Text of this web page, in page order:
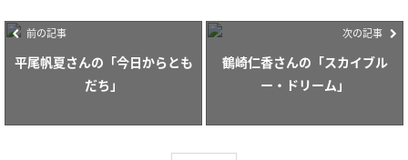
前の記事
平尾帆夏さんの「今日からとも
だち」
次の記事
鶴崎仁香さんの「スカイブル
ー・ドリーム」